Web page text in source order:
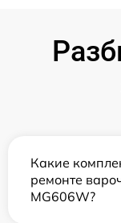
Какие
ремонте
MG606W?